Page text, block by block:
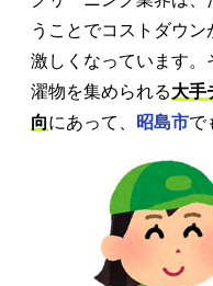
うことでコストダウ
激しくなっています
濯物を集められる大手
向にあって、 昭島市で